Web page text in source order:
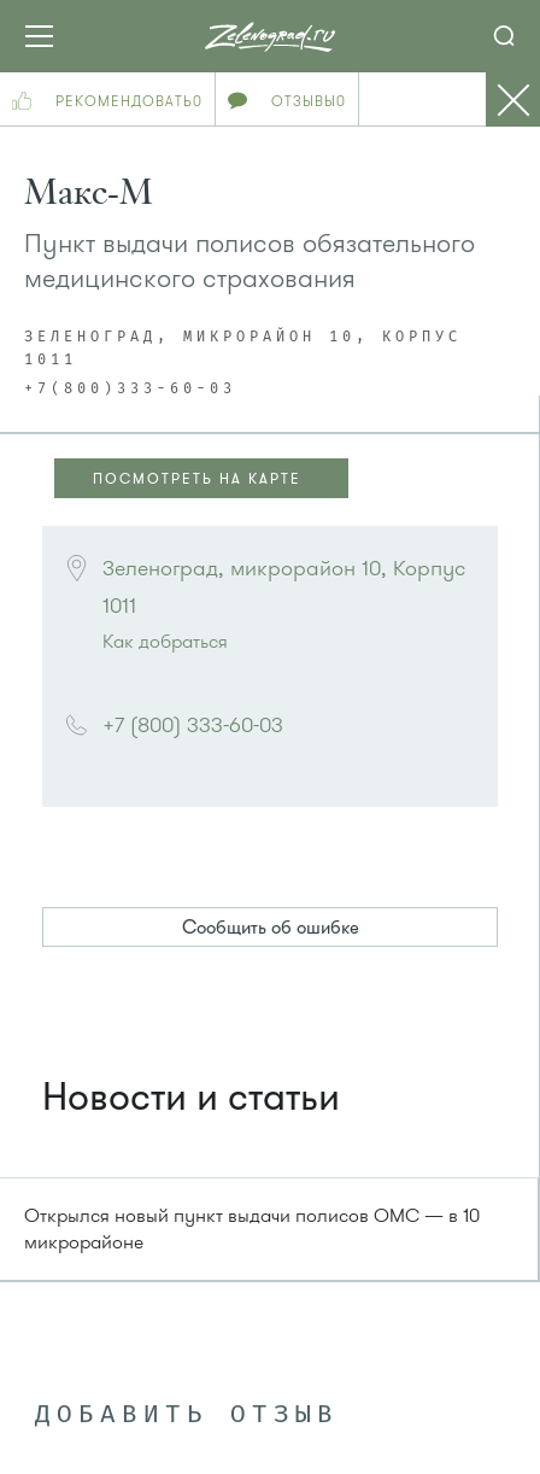
РЕКОМЕНДОВАТЬ0 ОТЗЫВЫ0
Макс-М
Пункт выдачи полисов обязательного
медицинского страхования
ЗЕЛЕНОГРАД, МИКРОРАЙОН 10, КОРПУС
1011
+7(800)333-60-03
ПОСМОТРЕТЬ НА КАРТЕ
Зеленоград, микрорайон 10, Корпус
1011
Как добраться
Автобус № 1, 10, 11, 12, 13, 15, 23, 31.
+7 (800) 333-60-03
Сообщить об ошибке
Новости и статьи
Открылся новый пункт выдачи полисов ОМС — в 10
микрорайоне
ДОБАВИТЬ ОТЗЫВ